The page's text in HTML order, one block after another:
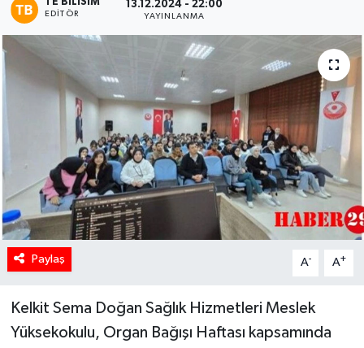
EDITÖR
13.12.2024 - 22:00
YAYINLANMA
Paylaş A- A+
Kelkit Sema Doğan Sağlık Hizmetleri Meslek
Yüksekokulu, Organ Bağışı Haftası kapsamında